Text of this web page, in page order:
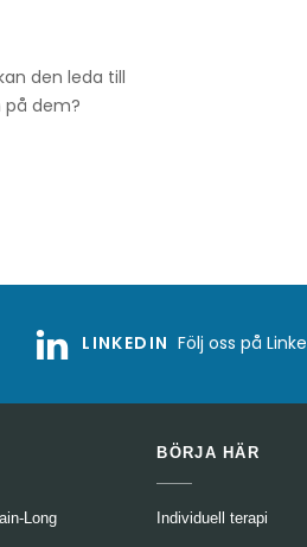
den leda till
på dem?
LINKEDIN Följ oss på
Long
BÖRJA HÄR
Individuell terapi